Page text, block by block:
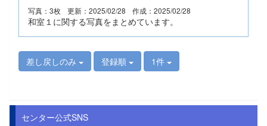
写真：3枚 更新：2025/02/28 作成：2025/02/28
和室１に関する写真をまとめています。
差し戻しのみ 登録順 1件
センター公式SNS